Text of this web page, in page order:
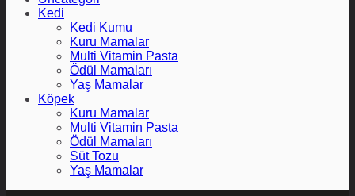
Kedi
Kedi Kumu
Kuru Mamalar
Multi Vitamin Pasta
Ödül Mamaları
Yaş Mamalar
Köpek
Kuru Mamalar
Multi Vitamin Pasta
Ödül Mamaları
Süt Tozu
Yaş Mamalar